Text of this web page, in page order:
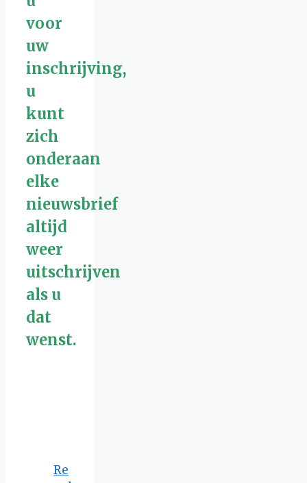
voor
uw
inschrijving,
u
kunt
zich
onderaan
elke
nieuwsbrief
altijd
weer
uitschrijven
als u
dat
wenst.
Re